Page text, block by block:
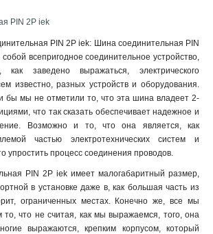
PIN 2P iek
PIN 2P iek: Шина соединительная PIN
всепригодное соединительное устройство,
как заведено выражаться, электрического
известно, разных устройств и оборудования.
бы мы не отметили то, что эта шина владеет 2-
что так сказать обеспечивает надежное и
Возможно и то, что она является, как
частью электротехнических систем и
упростить процесс соединения проводов.
PIN 2P iek имеет малогабаритный размер,
в установке даже в, как большая часть из
ограниченных местах. Конечно же, все мы
что не считая, как мы выражаемся, того, она
выражаются, крепким корпусом, который